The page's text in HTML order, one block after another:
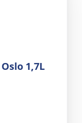
1,7L